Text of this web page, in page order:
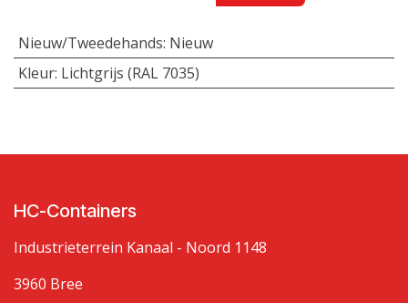
Nieuw/Tweedehands: Nieuw
Kleur: Lichtgrijs (RAL 7035)
HC-Containers
Industrieterrein Kanaal - Noord 1148
3960 Bree